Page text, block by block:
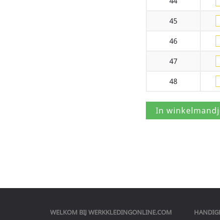
45
46
47
48
WELKOM BIJ WERKKLEDINGONLINE.COM